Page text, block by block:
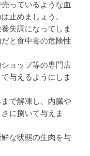
っているような血
止めましょう。
失調になってしま
と食中毒の危険性
ョップ等の専門店
与えるようにしま
で解凍し、内臓や
に捌いて与えま
な状態の生肉を与